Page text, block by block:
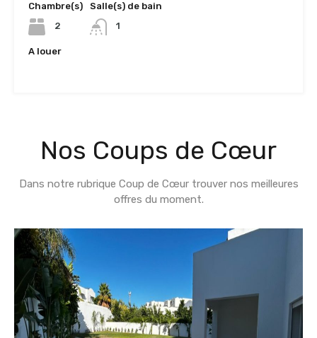
Chambre(s)
2
Salle(s) de bain
1
A louer
Nos Coups de Cœur
Dans notre rubrique Coup de Cœur trouver nos meilleures
offres du moment.